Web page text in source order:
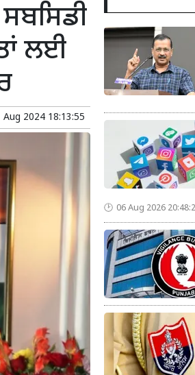
ਲਈ
Aug 2024 18:13:55
06 Aug 2026